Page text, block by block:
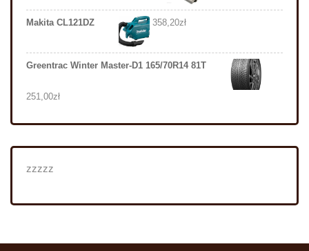
Makita CL121DZ 358,20zł
Greentrac Winter Master-D1 165/70R14 81T
251,00zł
zzzzz